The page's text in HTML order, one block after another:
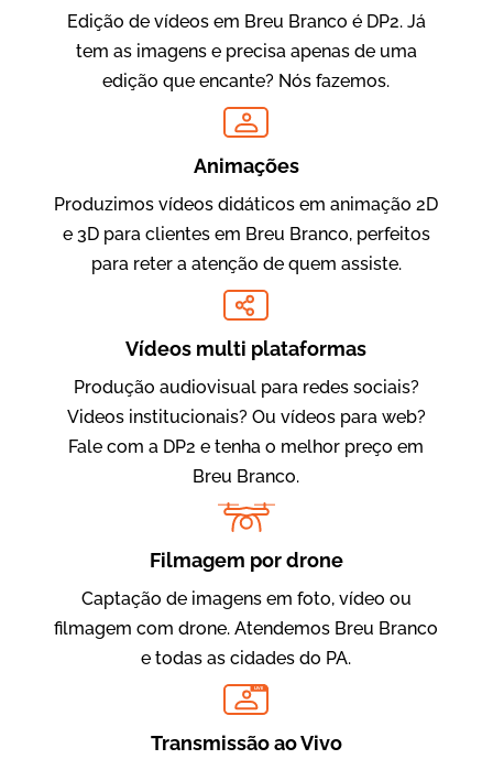
Vídeo Institucional
Amigo Edu
Evolucional
Vídeos para Treinamentos
Edição de vídeos em Breu Branco é DP2. Já
tem as imagens e precisa apenas de uma
edição que encante? Nós fazemos.
Animações
Produzimos vídeos didáticos em animação 2D
e 3D para clientes em Breu Branco, perfeitos
para reter a atenção de quem assiste.
Vídeos multi plataformas
Produção audiovisual para redes sociais?
Videos institucionais? Ou vídeos para web?
Fale com a DP2 e tenha o melhor preço em
Breu Branco.
Filmagem por drone
Captação de imagens em foto, vídeo ou
filmagem com drone. Atendemos Breu Branco
e todas as cidades do PA.
LIVE
Transmissão ao Vivo